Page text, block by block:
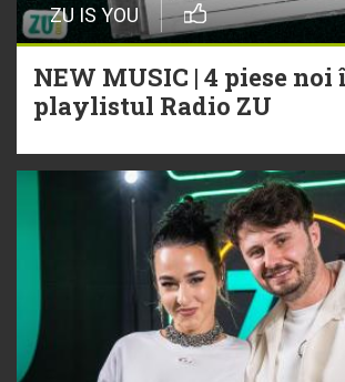
ZU IS YOU
NEW MUSIC | 4 piese noi
playlistul Radio ZU